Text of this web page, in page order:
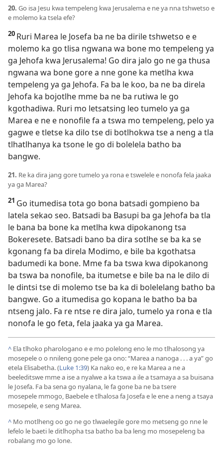
20. Go isa Jesu kwa tempeleng kwa Jerusalema e ne ya nna tshwetso e
e molemo ka tsela efe?
20 Ruri Marea le Josefa ba ne ba dirile tshwetso e e
molemo ka go tlisa ngwana wa bone mo tempeleng ya
ga Jehofa kwa Jerusalema! Go dira jalo go ne ga thusa
ngwana wa bone gore a nne gone ka metlha kwa
tempeleng ya ga Jehofa. Fa ba le koo, ba ne ba direla
Jehofa ka bojotlhe mme ba ne ba rutiwa le go
kgothadiwa. Ruri mo letsatsing leo tumelo ya ga
Marea e ne e nonofile fa a tswa mo tempeleng, pelo ya
gagwe e tletse ka dilo tse di botlhokwa tse a neng a tla
tlhatlhanya ka tsone le go di bolelela batho ba
bangwe.
21. Re ka dira jang gore tumelo ya rona e tswelele e nonofa fela jaaka
ya ga Marea?
21 Go itumedisa tota go bona batsadi gompieno ba
latela sekao seo. Batsadi ba Basupi ba ga Jehofa ba tla
le bana ba bone ka metlha kwa dipokanong tsa
Bokeresete. Batsadi bano ba dira sotlhe se ba ka se
kgonang fa ba direla Modimo, e bile ba kgothatsa
badumedi ka bone. Mme fa ba tswa kwa dipokanong
ba tswa ba nonofile, ba itumetse e bile ba na le dilo di
le dintsi tse di molemo tse ba ka di bolelelang batho ba
bangwe. Go a itumedisa go kopana le batho ba ba
ntseng jalo. Fa re ntse re dira jalo, tumelo ya rona e tla
nonofa le go feta, fela jaaka ya ga Marea.
^ Ela tlhoko pharologano e e mo polelong eno le mo tlhalosong ya
mosepele o o nnileng gone pele ga ono: “Marea a nanoga . . . a ya” go
etela Elisabetha. (Luke 1:39) Ka nako eo, e re ka Marea a ne a
beeleditswe mme a ise a nyalwe a ka tswa a ile a tsamaya a sa buisana
le Josefa. Fa ba sena go nyalana, le fa gone ba ne ba tsere
mosepele mmogo, Baebele e tlhalosa fa Josefa e le ene a neng a tsaya
mosepele, e seng Marea.
^ Mo motlheng oo go ne go tlwaelegile gore mo metseng go nne le
lefelo le baeti le ditlhopha tsa batho ba ba leng mo mosepeleng ba
robalang mo go lone.